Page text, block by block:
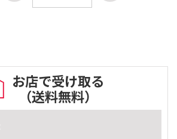
お店で受け取る
（送料無料）